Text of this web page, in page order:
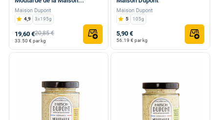
Maison Dupont
4,9 3x195g
19,60 €20,85 €
33.50 € par kg
Maison Dupont
5 105g
5,90 €
56.19 € par kg